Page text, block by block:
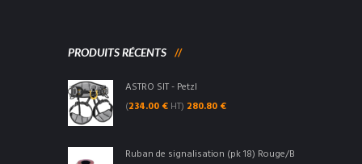
PRODUITS RÉCENTS
ASTRO SIT - Petzl
(234.00 €HT) 280.80 €
Ruban de signalisation (pk 18) Rouge/Blanc - Portwest